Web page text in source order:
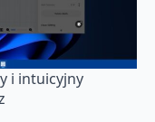
i intuicyjny